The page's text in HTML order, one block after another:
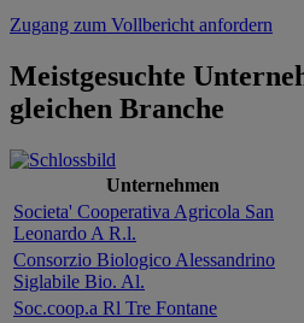
Zugang zum Vollbericht anfordern
Meistgesuchte
gleichen Branche
Unternehmen
Societa' Cooperativa Agricola San
Leonardo A R.l.
Consorzio Biologico Alessandrino
Siglabile Bio. Al.
Soc.coop.a Rl Tre Fontane